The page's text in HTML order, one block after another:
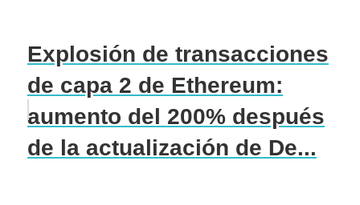
Explosión de transacciones
de capa 2 de Ethereum:
aumento del 200% después
de la actualización de De...